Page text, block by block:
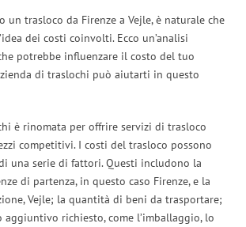
un trasloco da Firenze a Vejle, è naturale che
dei costi coinvolti. Ecco un’analisi
potrebbe influenzare il costo del tuo
di traslochi può aiutarti in questo
è rinomata per offrire servizi di trasloco
competitivi. I costi del trasloco possono
una serie di fattori. Questi includono la
di partenza, in questo caso Firenze, e la
Vejle; la quantità di beni da trasportare;
aggiuntivo richiesto, come l’imballaggio, lo